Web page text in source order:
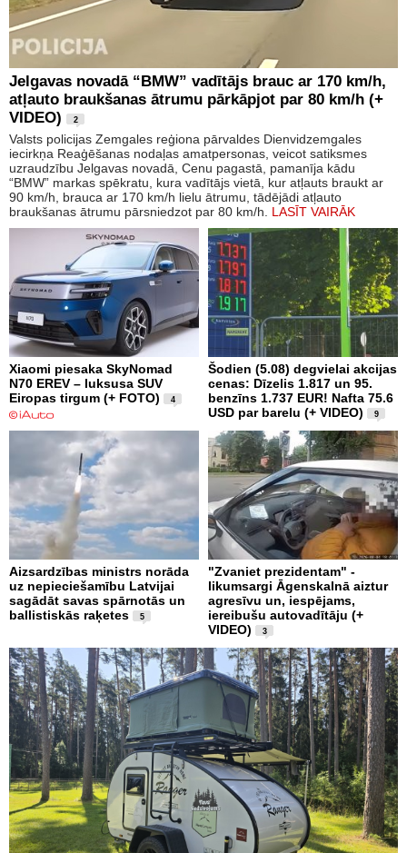
Jelgavas novadā “BMW” vadītājs brauc ar 170 km/h,
atļauto braukšanas ātrumu pārkāpjot par 80 km/h (+
VIDEO)
2
Valsts policijas Zemgales reģiona pārvaldes Dienvidzemgales
iecirkņa Reaģēšanas nodaļas amatpersonas, veicot satiksmes
uzraudzību Jelgavas novadā, Cenu pagastā, pamanīja kādu
“BMW” markas spēkratu, kura vadītājs vietā, kur atļauts braukt ar
90 km/h, brauca ar 170 km/h lielu ātrumu, tādējādi atļauto
braukšanas ātrumu pārsniedzot par 80 km/h. LASĪT VAIRĀK
Xiaomi piesaka SkyNomad
N70 EREV – luksusa SUV
Eiropas tirgum (+ FOTO)
4
Šodien (5.08) degvielai akcijas
cenas: Dīzelis 1.817 un 95.
benzīns 1.737 EUR! Nafta 75.6
USD par barelu (+ VIDEO)
9
Aizsardzības ministrs norāda
uz nepieciešamību Latvijai
sagādāt savas spārnotās un
ballistiskās raķetes
5
"Zvaniet prezidentam" -
likumsargi Āgenskalnā aiztur
agresīvu un, iespējams,
iereibušu autovadītāju (+
VIDEO)
3